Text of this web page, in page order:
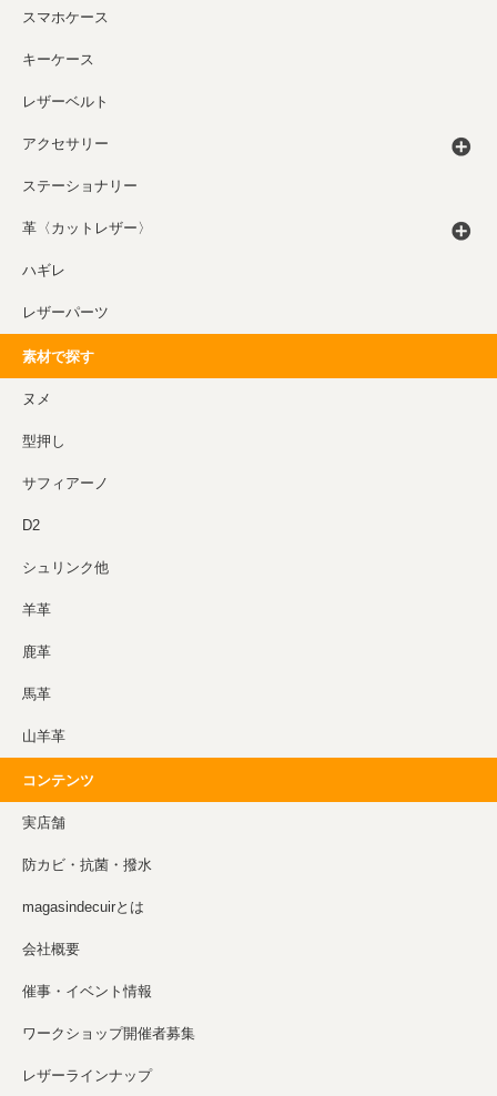
スマホケース
キーケース
レザーベルト
アクセサリー
ステーショナリー
革〈カットレザー〉
ハギレ
レザーパーツ
素材で探す
ヌメ
型押し
サフィアーノ
D2
シュリンク他
羊革
鹿革
馬革
山羊革
コンテンツ
実店舗
防カビ・抗菌・撥水
magasindecuirとは
会社概要
催事・イベント情報
ワークショップ開催者募集
レザーラインナップ